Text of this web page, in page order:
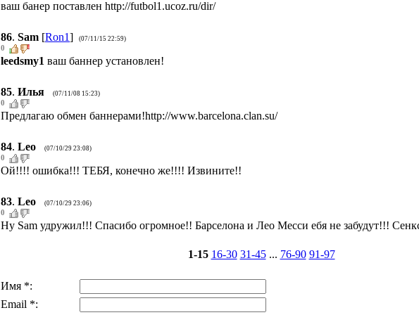
ваш банер поставлен http://futbol1.ucoz.ru/dir/
86. Sam [Ron1] (07/11/15 22:59)
0
leedsmy1 ваш баннер установлен!
85. Илья (07/11/08 15:23)
0
Предлагаю обмен баннерами!http://www.barcelona.clan.su/
84. Leo (07/10/29 23:08)
0
Ой!!!! ошибка!!! ТЕБЯ, конечно же!!!! Извините!!
83. Leo (07/10/29 23:06)
0
Ну Sam удружил!!! Спасибо огромное!! Барселона и Лео Месси ебя не забудут!!!
1-15 16-30 31-45 ... 76-90 91-97
Имя *:
Email *: